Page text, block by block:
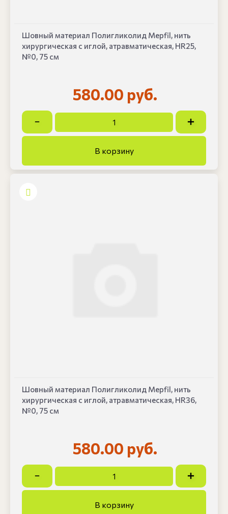
Шовный материал Полигликолид Mepfil, нить
хирургическая с иглой, атравматическая, HR25,
№0, 75 см
580.00 руб.
Шовный материал Полигликолид Mepfil, нить
хирургическая с иглой, атравматическая, HR36,
№0, 75 см
580.00 руб.